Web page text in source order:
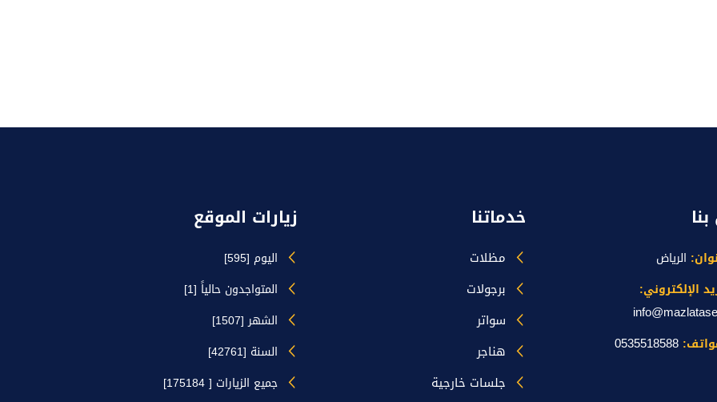
الرياض
الإلكتروني:
0535518588
خدماتنا
مظلات
برجولات
سواتر
هناجر
جلسات خارجية
زيارات الموقع
اليوم [595]
المتواجدون حالياً [1]
الشهر [1507]
السنة [42761]
جميع الزيارات [ 175184]